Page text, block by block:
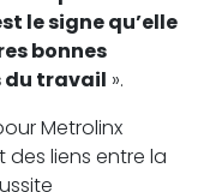
le signe qu’elle
bonnes
du travail ».
Metrolinx
liens entre la